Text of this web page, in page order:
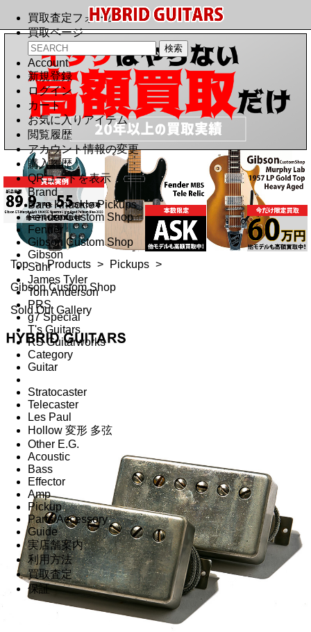
買取査定フォーム
買取ページ
Account
新規登録
ログイン
カート
お気に入りアイテム
閲覧履歴
アカウント情報の変更
購入履歴
QRコードを表示
Brand
Bare Knuckle Pickups
Fender Custom Shop
Fender
Gibson Custom Shop
Gibson
Suhr
James Tyler
Tom Anderson
PRS
g7 Special
T's Guitars
RS Guitarworks
Category
Guitar
Stratocaster
Telecaster
Les Paul
Hollow 変形 多弦
Other E.G.
Acoustic
Bass
Effector
Amp
Pickup
Parts/Accessory
Guide
実店舗案内
利用方法
買取査定
保証
Top > Products > Pickups >
Gibson Custom Shop
Sold Out Gallery